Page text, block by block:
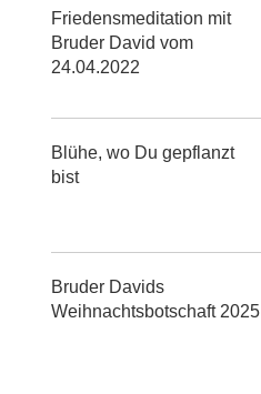
Bruder Davids Osterbotschaft 2026
Friedensmeditation mit
Bruder David vom
24.04.2022
Blühe, wo Du gepflanzt
bist
Bruder Davids
Weihnachtsbotschaft 2025